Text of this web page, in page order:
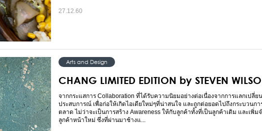
27.12.60
Arts and Design
CHANG LIMITED EDITION by STEVEN
จากกระแสการ Collaboration ที่ได้รับความนิยมอย่างต่อเนื่องจากการแลกเปลี่ย
ประสบการณ์ เพื่อก่อให้เกิดไอเดียใหม่ๆที่น่าสนใจ และถูกต่อยอดไปถึงกระบวนกา
ตลาด ไม่ว่าจะเป็นการสร้าง Awareness ให้กับลูกค้าทั้งที่เป็นลูกค้าเดิม และเพิ่ม
ลูกค้าหน้าใหม่ ซึ่งที่ผ่านมาช้างแ...